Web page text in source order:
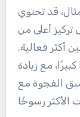
قد تحتوي
تركيز أعلى من
أكثر فعالية.
مع زيادة
الفجوة مع